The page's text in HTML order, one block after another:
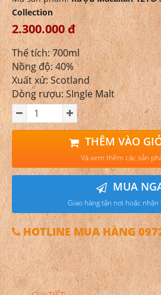
Collection
2.300.000 đ
Thể tích: 700ml
Nồng độ: 40%
Xuất xứ: Scotland
Dòng rượu: SIngle Malt
THÊM VÀO
Và xem thêm các sản
MUA
Giao hàng tận nơi hoặc nhận
HOTLINE MUA HÀNG